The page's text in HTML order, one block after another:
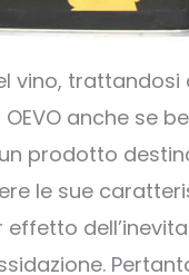
vino, trattandosi
anche se
prodotto
le sue